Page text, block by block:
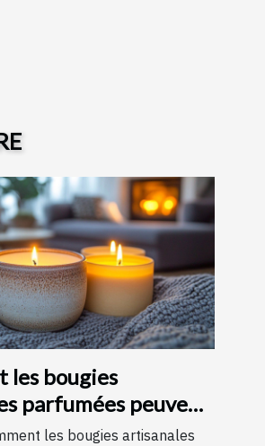
les bougies
parfumées peuvent
votre intérieur
les bougies artisanales